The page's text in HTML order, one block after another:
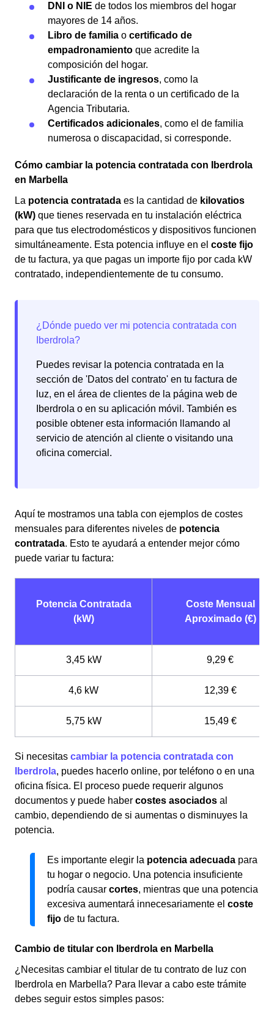
DNI o NIE de todos los miembros del hogar
mayores de 14 años.
Libro de familia o certificado de
empadronamiento que acredite la
composición del hogar.
Justificante de ingresos, como la
declaración de la renta o un certificado de la
Agencia Tributaria.
Certificados adicionales, como el de familia
numerosa o discapacidad, si corresponde.
Cómo cambiar la potencia contratada con Iberdrola
en Marbella
La potencia contratada es la cantidad de kilovatios
(kW) que tienes reservada en tu instalación eléctrica
para que tus electrodomésticos y dispositivos funcionen
simultáneamente. Esta potencia influye en el coste fijo
de tu factura, ya que pagas un importe fijo por cada kW
contratado, independientemente de tu consumo.
Puedes revisar la potencia contratada en la
sección de 'Datos del contrato' en tu factura de
luz, en el área de clientes de la página web de
Iberdrola o en su aplicación móvil. También es
posible obtener esta información llamando al
servicio de atención al cliente o visitando una
oficina comercial.
Aquí te mostramos una tabla con ejemplos de costes
mensuales para diferentes niveles de potencia
contratada. Esto te ayudará a entender mejor cómo
puede variar tu factura:
Potencia Contratada
(kW)
Coste Mensual
Aproximado (€)
3,45 kW 9,29 €
4,6 kW 12,39 €
5,75 kW 15,49 €
Si necesitas cambiar la potencia contratada con
Iberdrola, puedes hacerlo online, por teléfono o en una
oficina física. El proceso puede requerir algunos
documentos y puede haber costes asociados al
cambio, dependiendo de si aumentas o disminuyes la
potencia.
Es importante elegir la potencia adecuada para
tu hogar o negocio. Una potencia insuficiente
podría causar cortes, mientras que una potencia
excesiva aumentará innecesariamente el coste
fijo de tu factura.
Cambio de titular con Iberdrola en Marbella
¿Necesitas cambiar el titular de tu contrato de luz con
Iberdrola en Marbella? Para llevar a cabo este trámite
debes seguir estos simples pasos: